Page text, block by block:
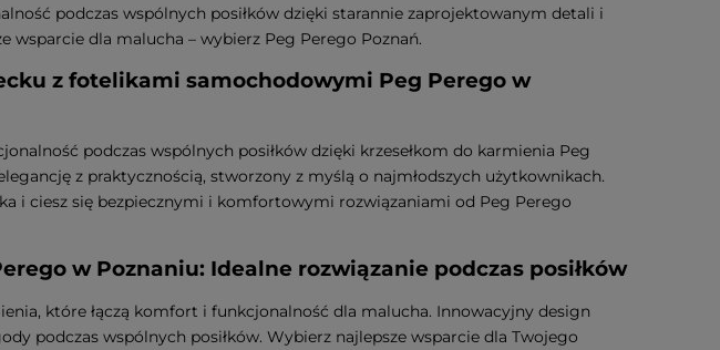
podczas wspólnych posiłków dzięki starannie zaprojektowanym detali i
wsparcie dla malucha – wybierz Peg Perego Poznań.
z fotelikami samochodowymi Peg Perego w
podczas wspólnych posiłków dzięki krzesełkom do karmienia Peg
z praktycznością, stworzony z myślą o najmłodszych użytkownikach.
i ciesz się bezpiecznymi i komfortowymi rozwiązaniami od Peg Perego
w Poznaniu: Idealne rozwiązanie podczas posiłków
które łączą komfort i funkcjonalność dla malucha. Innowacyjny design
podczas wspólnych posiłków. Wybierz najlepsze wsparcie dla Twojego